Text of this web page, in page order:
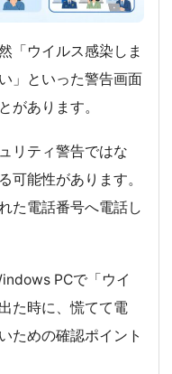
「ウイルス感染しま
」といった警告画面
があります。
リティ警告ではな
可能性があります。
た電話番号へ電話し
PCで「ウイ
た時に、慌てて電
ための確認ポイント